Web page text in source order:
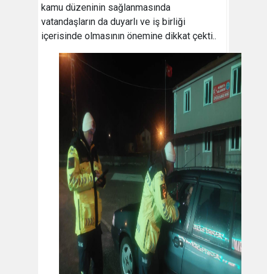
kamu düzeninin sağlanmasında
vatandaşların da duyarlı ve iş birliği
içerisinde olmasının önemine dikkat çekti..